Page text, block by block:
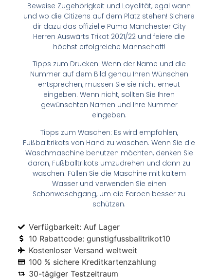
Beweise Zugehörigkeit und Loyalität, egal wann
und wo die Citizens auf dem Platz stehen! Sichere
dir dazu das offizielle Puma Manchester City
Herren Auswärts Trikot 2021/22 und feiere die
höchst erfolgreiche Mannschaft!
Tipps zum Drucken: Wenn der Name und die
Nummer auf dem Bild genau Ihren Wünschen
entsprechen, müssen Sie sie nicht erneut
eingeben. Wenn nicht, sollten Sie Ihren
gewünschten Namen und Ihre Nummer
eingeben.
Tipps zum Waschen: Es wird empfohlen,
Fußballtrikots von Hand zu waschen. Wenn Sie die
Waschmaschine benutzen möchten, denken Sie
daran, Fußballtrikots umzudrehen und dann zu
waschen. Füllen Sie die Maschine mit kaltem
Wasser und verwenden Sie einen
Schonwaschgang, um die Farben besser zu
schützen.
Verfügbarkeit: Auf Lager
10 Rabattcode: gunstigfussballtrikot10
Kostenloser Versand weltweit
100 % sichere Kreditkartenzahlung
30-tägiger Testzeitraum